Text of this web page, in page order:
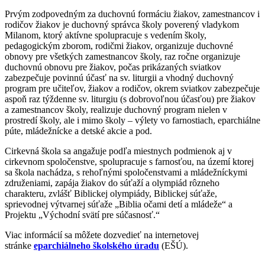
Prvým zodpovedným za duchovnú formáciu žiakov, zamestnancov i
rodičov žiakov je duchovný správca školy poverený vladykom
Milanom, ktorý aktívne spolupracuje s vedením školy,
pedagogickým zborom, rodičmi žiakov, organizuje duchovné
obnovy pre všetkých zamestnancov školy, raz ročne organizuje
duchovnú obnovu pre žiakov, počas prikázaných sviatkov
zabezpečuje povinnú účasť na sv. liturgii a vhodný duchovný
program pre učiteľov, žiakov a rodičov, okrem sviatkov zabezpečuje
aspoň raz týždenne sv. liturgiu (s dobrovoľnou účasťou) pre žiakov
a zamestnancov školy, realizuje duchovný program nielen v
prostredí školy, ale i mimo školy – výlety vo farnostiach, eparchiálne
púte, mládežnícke a detské akcie a pod.
Cirkevná škola sa angažuje podľa miestnych podmienok aj v
cirkevnom spoločenstve, spolupracuje s farnosťou, na území ktorej
sa škola nachádza, s rehoľnými spoločenstvami a mládežníckymi
združeniami, zapája žiakov do súťaží a olympiád rôzneho
charakteru, zvlášť Biblickej olympiády, Biblickej súťaže,
sprievodnej výtvarnej súťaže „Biblia očami detí a mládeže“ a
Projektu „Východní svätí pre súčasnosť.“
Viac informácií sa môžete dozvedieť na internetovej
stránke eparchiálneho školského úradu (EŠÚ).